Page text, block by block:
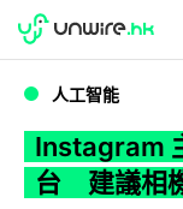
WWDC 2026
人工智能
Instagram
台 建議相